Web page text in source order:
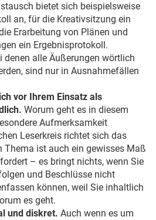
bietet sich beispielsweise
an, für die Kreativsitzung ein
Erarbeitung von Plänen und
ein Ergebnisprotokoll.
denen alle Äußerungen wörtlich
sind nur in Ausnahmefällen
vor Ihrem Einsatz als
Worum geht es in diesem
Aufmerksamkeit
Leserkreis richtet sich das
Thema ist auch ein gewisses Maß
– es bringt nichts, wenn Sie
und Beschlüsse nicht
können, weil Sie inhaltlich
es geht.
und diskret. Auch wenn es um